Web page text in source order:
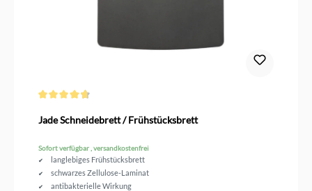
Jade Schneidebrett / Frühstücksbrett
Sofort verfügbar , versandkostenfrei
langlebiges Frühstücksbrett
schwarzes Zellulose-Laminat
antibakterielle Wirkung